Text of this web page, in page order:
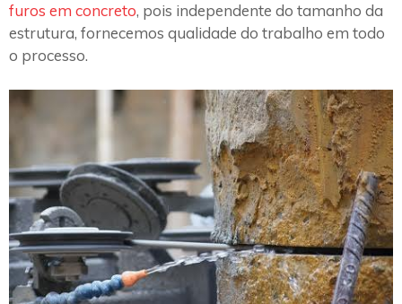
furos em concreto, pois independente do tamanho da
estrutura, fornecemos qualidade do trabalho em todo
o processo.